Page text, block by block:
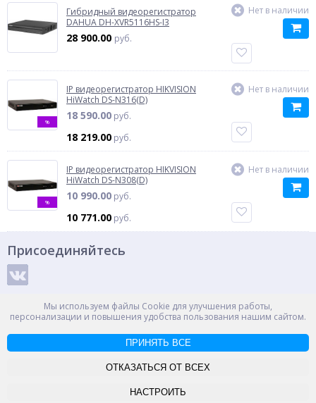
Гибридный видеорегистратор
DAHUA DH-XVR5116HS-I3
28 900.00 руб.
Нет в наличии
%
IP видеорегистратор HIKVISION
HiWatch DS-N316(D)
18 590.00 руб.
18 219.00 руб.
Нет в наличии
%
IP видеорегистратор HIKVISION
HiWatch DS-N308(D)
10 990.00 руб.
10 771.00 руб.
Нет в наличии
Мы используем файлы Cookie для улучшения работы,
персонализации и повышения удобства пользования нашим сайтом.
ПРИНЯТЬ ВСЕ
ОТКАЗАТЬСЯ ОТ ВСЕХ
НАСТРОИТЬ
Присоединяйтесь
Способы оплаты
Россия, Великий Новгород, пр. Александра Корсунова 14А